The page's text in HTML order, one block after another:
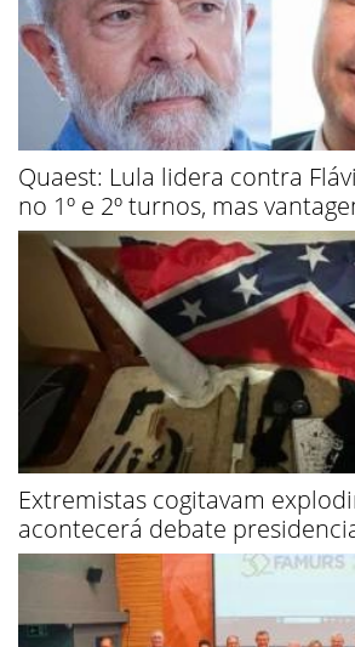
Quaest: Lula lidera contra
no 1º e 2º turnos, mas
Extremistas cogitavam
acontecerá debate